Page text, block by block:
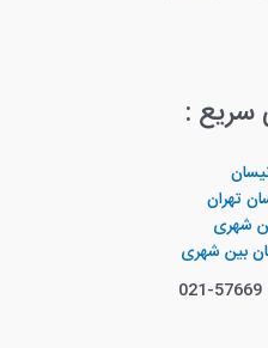
:
تهران
شهری
بین شهری